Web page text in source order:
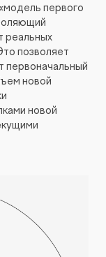
первого
реальных
позволяет
первоначальный
новой
новой